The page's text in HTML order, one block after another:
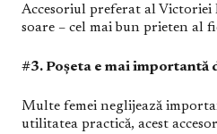
Accesoriul preferat al Victoriei
soare – cel mai bun prieten al
#3. Poșeta e mai importantă
Multe femei neglijează
utilitatea practică, acest